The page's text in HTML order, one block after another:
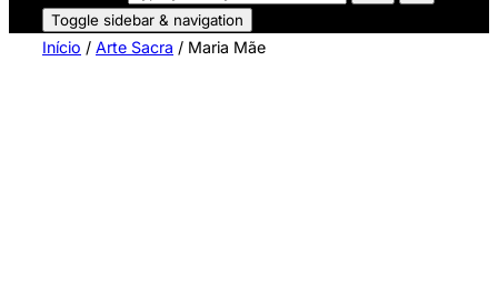
Toggle sidebar & navigation
Início / Arte Sacra / Maria Mãe